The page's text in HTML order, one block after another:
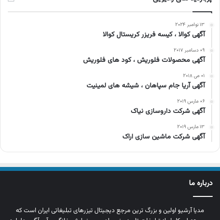
۱۳ نوامبر ۲۰۲۴
آگهی کوالا ، کیسه فریزر کریستال کوالا
۰۹ دسامبر ۲۰۱۷
آگهی محصولات فلوریش ، کود های فلوریش
۰۱ می ۲۰۱۸
آگهی آریا جام سپاهان ، شیشه های لمینیت
۰۶ مارس ۲۰۱۹
آگهی شرکت داروسازی نیاک
۱۳ مارس ۲۰۱۹
آگهی شرکت ماشین سازی اراک
درباره ما
مدیا آرشیو اولین و بزرگ‌ ترین مرجع دیجیتال تیزرهای تبلیغاتی ایران است که